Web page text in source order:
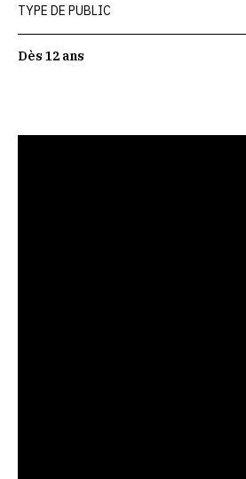
TYPE DE PUBLIC
Dès 12 ans